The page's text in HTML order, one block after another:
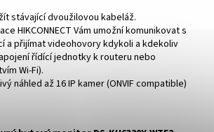
stávající dvoužilovou kabeláž.
HIKCONNECT Vám umožní komunikovat s
a přijímat videohovory kdykoli a kdekoliv
řídící jednotky k routeru nebo
Wi-Fi).
náhled až 16 IP kamer (ONVIF compatible)